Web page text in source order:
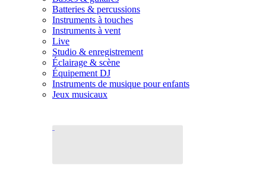
Batteries & percussions
Instruments à touches
Instruments à vent
Live
Studio & enregistrement
Éclairage & scène
Équipement DJ
Instruments de musique pour enfants
Jeux musicaux